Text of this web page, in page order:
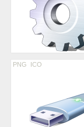
PNG ICO